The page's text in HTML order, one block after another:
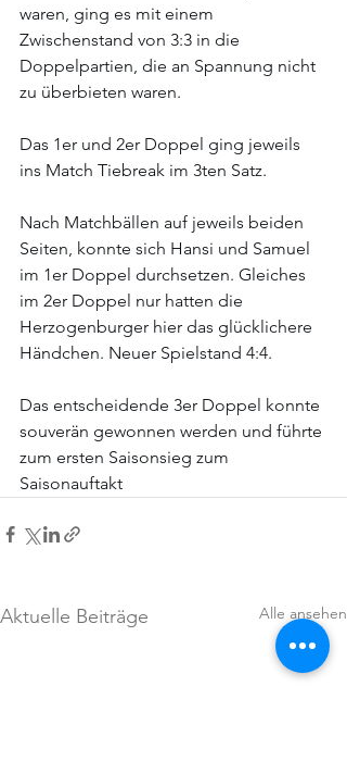
waren, ging es mit einem
Zwischenstand von 3:3 in die
Doppelpartien, die an Spannung nicht
zu überbieten waren.
Das 1er und 2er Doppel ging jeweils
ins Match Tiebreak im 3ten Satz.
Nach Matchbällen auf jeweils beiden
Seiten, konnte sich Hansi und Samuel
im 1er Doppel durchsetzen. Gleiches
im 2er Doppel nur hatten die
Herzogenburger hier das glücklichere
Händchen. Neuer Spielstand 4:4.
Das entscheidende 3er Doppel konnte
souverän gewonnen werden und führte
zum ersten Saisonsieg zum
Saisonauftakt
Aktuelle Beiträge Alle ansehen